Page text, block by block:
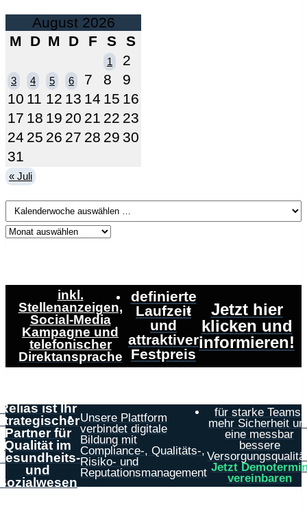
August 2026
M
D M D F S S
1 2
3 4 5 6 7 8
9
10 11 12 13 14 15 16
17 18 19 20 21 22 23
24 25 26 27 28 29 30
31
« Juli
inkl.
Stellenanzeigen,
Social-Media
Kampagne und
telefonischer
Direktansprache
definierte
Laufzeit
und
attraktiver
Festpreis
Jetzt hier
klicken und
informieren!
ist Ihr
Partner für
Qualität im
und
Unsere Plattform
verbindet digitale
Bildung mit
Compliance-, Qualitäts-,
Risiko- und
Reputationsmanagement
für starke Teams,
mehr Sicherheit
eine messbar
bessere
Jetzt
vereinbaren